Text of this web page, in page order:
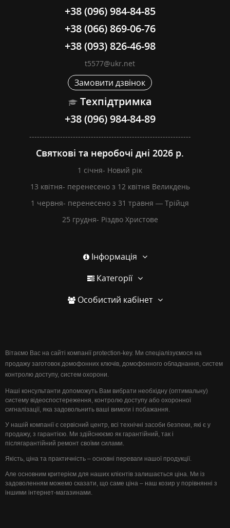
+38 (096) 984-84-85
+38 (066) 869-06-76
+38 (093) 826-46-98
t5577@ukr.net
Замовити дзвінок
Техпідтримка
+38 (096) 984-84-89
---------------------------------------------------------------
Святкові та неробочі дні 2026 р.
1 січня- Новий рік
13 квітня- перенесено з 12 квітня Великдень
1 червня- перенесено з 31 травня — Трійця
25 грудня- Різдво Христове
Інформація
Категорії
Особистий кабінет
Вітаємо Вас на сайті компанії protection-key. Ми спеціалізуємося на
продажу заготовок домофонних ключів, домофонного обладнання, систем
контролю доступу, систем охорони.
Наші консультанти допоможуть Вам вибрати необхідну (оптимальну)
систему відеоспостереження, контролю доступу або охоронної
сигналізації, яка задовольнить ваші вимоги і побажання.
У нашій компанії є сервісний центр, всі технічні засоби безпеки, які є у
продажу, з гарантією. Ми здійснюємо як гарантійний, так і
післягарантійний ремонт своїми силами.
Якість, ціна та практичність – основні переваги нашої продукції.
Але основним критерієм для наших клієнтів залишається ціна. Ми із
задоволенням можемо сказати, що саме ціна – наш козир у порівнянні з
іншими інтернет-магазинами.